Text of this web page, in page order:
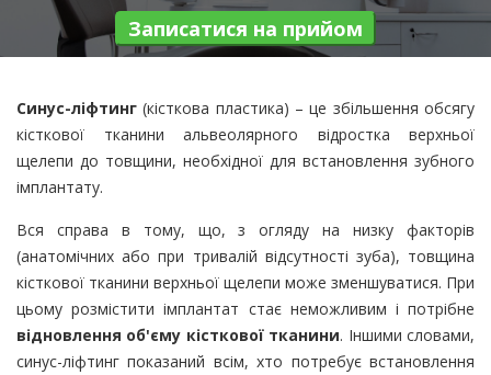
Записатися на прийом
Синус-ліфтинг (кісткова пластика) – це збільшення обсягу
кісткової тканини альвеолярного відростка верхньої
щелепи до товщини, необхідної для встановлення зубного
імплантату.
Вся справа в тому, що, з огляду на низку факторів
(анатомічних або при тривалій відсутності зуба), товщина
кісткової тканини верхньої щелепи може зменшуватися. При
цьому розмістити імплантат стає неможливим і потрібне
відновлення об'єму кісткової тканини. Іншими словами,
синус-ліфтинг показаний всім, хто потребує встановлення